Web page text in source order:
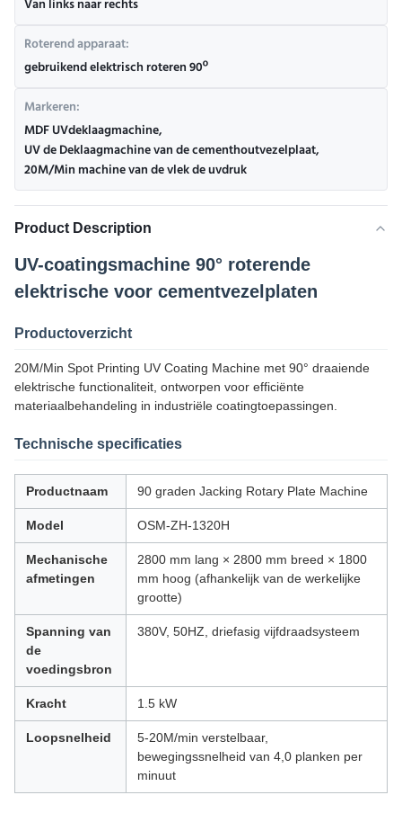
Van links naar rechts
Roterend apparaat:
gebruikend elektrisch roteren 90º
Markeren:
MDF UVdeklaagmachine,
UV de Deklaagmachine van de cementhoutvezelplaat,
20M/Min machine van de vlek de uvdruk
Product Description
UV-coatingsmachine 90° roterende
elektrische voor cementvezelplaten
Productoverzicht
20M/Min Spot Printing UV Coating Machine met 90° draaiende
elektrische functionaliteit, ontworpen voor efficiënte
materiaalbehandeling in industriële coatingtoepassingen.
Technische specificaties
Productnaam 90 graden Jacking Rotary Plate Machine
Model OSM-ZH-1320H
Mechanische
afmetingen
2800 mm lang × 2800 mm breed × 1800
mm hoog (afhankelijk van de werkelijke
grootte)
Spanning van
de
voedingsbron
380V, 50HZ, driefasig vijfdraadsysteem
Kracht 1.5 kW
Loopsnelheid
5-20M/min verstelbaar,
bewegingssnelheid van 4,0 planken per
minuut